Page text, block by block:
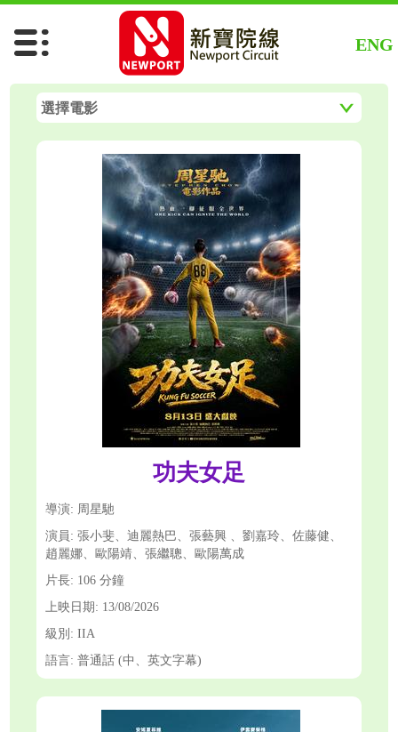
ENG
選擇電影
功夫女足
功夫女足
導演: 周星馳
演員: 張小斐、迪麗熱巴、張藝興 、劉嘉玲、佐藤健、
趙麗娜、歐陽靖、張繼聰、歐陽萬成
片長: 106 分鐘
上映日期: 13/08/2026
級別: IIA
語言: 普通話 (中、英文字幕)